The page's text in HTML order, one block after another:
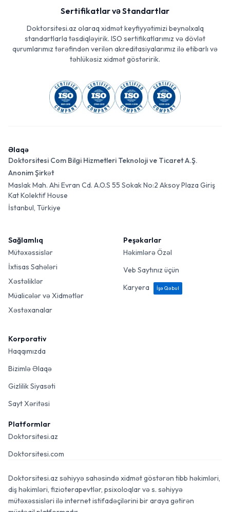
Sertifikatlar və Standartlar
Doktorsitesi.az olaraq xidmət keyfiyyətimizi beynəlxalq
standartlarla təsdiqləyirik. ISO sertifikatlarımız və dövlət
qurumlarımız tərəfindən verilən akreditasiyalarımız ilə etibarlı və
təhlükəsiz xidmət göstəririk.
Əlaqə
Doktorsitesi Com Bilgi Hizmetleri Teknoloji ve Ticaret A.Ş.
Anonim Şirkət
Maslak Mah. Ahi Evran Cd. A.O.S 55 Sokak No:2 Aksoy Plaza Giriş
Kat Kolektif House
İstanbul, Türkiye
Sağlamlıq
Mütəxəssislər
İxtisas Sahələri
Xəstəliklər
Müalicələr və Xidmətlər
Xəstəxanalar
Peşəkarlar
Həkimlərə Özəl
Veb Saytınız üçün
Karyera
İşə Qəbul
Korporativ
Haqqımızda
Bizimlə Əlaqə
Gizlilik Siyasəti
Sayt Xəritəsi
Platformlar
Doktorsitesi.az
Doktorsitesi.com
Doktorsitesi.az səhiyyə sahəsində xidmət göstərən tibb həkimləri,
diş həkimləri, fizioterapevtlər, psixoloqlar və s. səhiyyə
mütəxəssisləri ilə internet istifadəçilərini bir araya gətirən